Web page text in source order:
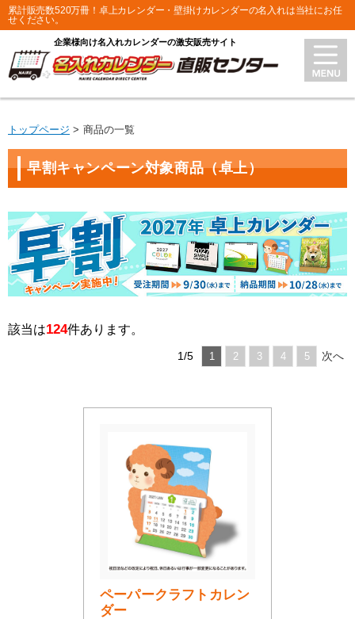
累計販売数520万冊！卓上カレンダー・壁掛けカレンダーの名入れは当社にお任
せください。
企業様向け名入れカレンダーの激安販売サイト
トップページ 商品の一覧
早割キャンペーン対象商品（卓上）
該当は124件あります。
1/5 1 2 3 4 5 次へ
ペーパークラフトカレン
ダー